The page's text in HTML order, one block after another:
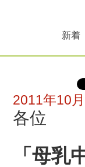
新着
2011年10
各位
「母